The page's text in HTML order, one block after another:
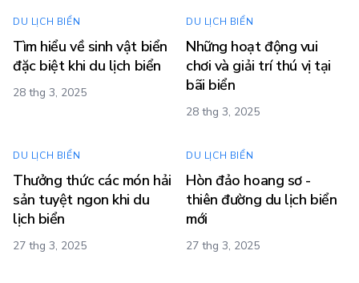
DU LỊCH BIỂN
Tìm hiểu về sinh vật biển
đặc biệt khi du lịch biển
28 thg 3, 2025
DU LỊCH BIỂN
Những hoạt động vui
chơi và giải trí thú vị tại
bãi biển
28 thg 3, 2025
DU LỊCH BIỂN
Thưởng thức các món hải
sản tuyệt ngon khi du
lịch biển
27 thg 3, 2025
DU LỊCH BIỂN
Hòn đảo hoang sơ -
thiên đường du lịch biển
mới
27 thg 3, 2025